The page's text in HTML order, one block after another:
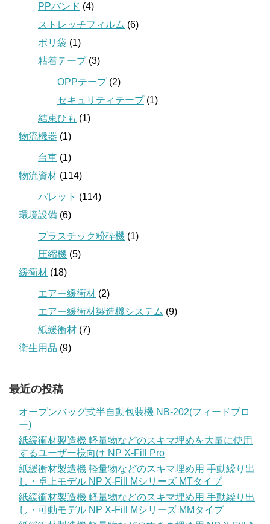
PPバンド (4)
ストレッチフィルム (6)
ポリ袋 (1)
粘着テープ(3)
OPPテープ(2)
セキュリティテープ(1)
結束ひも (1)
物流機器 (1)
台車 (1)
物流資材 (114)
パレット (114)
環境設備 (6)
プラスチック粉砕機 (1)
圧縮機 (5)
緩衝材 (18)
エアー緩衝材 (2)
エアー緩衝材製造機システム (9)
紙緩衝材 (7)
衛生用品 (9)
最近の投稿
オープンバッグ式半自動包装機 NB-202(フィードブロ
ー)
紙緩衝材製造機 軽量物などのスキマ埋めを大量に使用
するユーザー様向け NP X-Fill Pro
紙緩衝材製造機 軽量物などのスキマ埋め用 手動繰り出
し・卓上モデル NP X-Fill Mシリーズ MTタイプ
紙緩衝材製造機 軽量物などのスキマ埋め用 手動繰り出
し・可動モデル NP X-Fill Mシリーズ MMタイプ